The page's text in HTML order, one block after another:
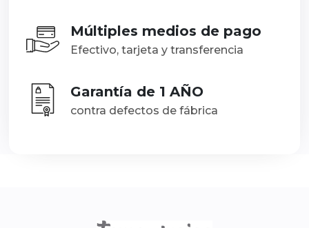
Múltiples medios de pago
Efectivo, tarjeta y transferencia
Garantía de 1 AÑO
contra defectos de fábrica